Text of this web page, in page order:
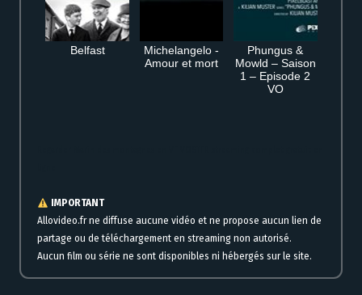
Belfast
Michelangelo -
Amour et mort
Phungus &
Mowld – Saison
1 – Episode 2
VO
IMPORTANT
Allovideo.fr ne diffuse aucune vidéo et ne propose aucun lien de
partage ou de téléchargement en streaming non autorisé.
Aucun film ou série ne sont disponibles ni hébergés sur le site.